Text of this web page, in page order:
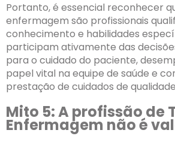
Portanto, é essencial reconhecer
enfermagem são profissionais
conhecimento e habilidades
participam ativamente das
para o cuidado do paciente,
papel vital na equipe de saúde e
prestação de cuidados de
Mito 5: A profissão de
Enfermagem não é